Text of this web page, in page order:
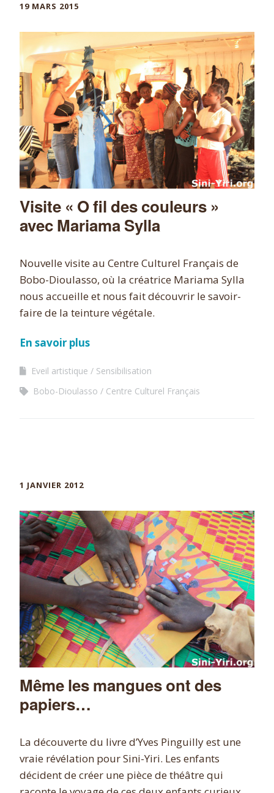
19 MARS 2015
Visite « O fil des couleurs »
avec Mariama Sylla
Nouvelle visite au Centre Culturel Français de
Bobo-Dioulasso, où la créatrice Mariama Sylla
nous accueille et nous fait découvrir le savoir-
faire de la teinture végétale.
En savoir plus
Eveil artistique
Sensibilisation
Bobo-Dioulasso
Centre Culturel Français
1 JANVIER 2012
Même les mangues ont des
papiers…
La découverte du livre d’Yves Pinguilly est une
vraie révélation pour Sini-Yiri. Les enfants
décident de créer une pièce de théâtre qui